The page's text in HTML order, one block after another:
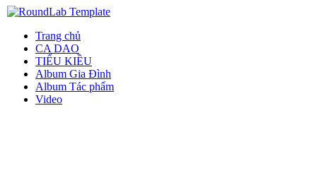
Trang chủ
CA DAO
TIỂU KIỀU
Album Gia Đình
Album Tác phẩm
Video